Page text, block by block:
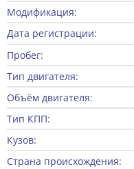
Модификация:
Дата регистрации:
Пробег:
Тип двигателя:
Объём двигателя:
Тип КПП:
Кузов:
Страна происхождения: